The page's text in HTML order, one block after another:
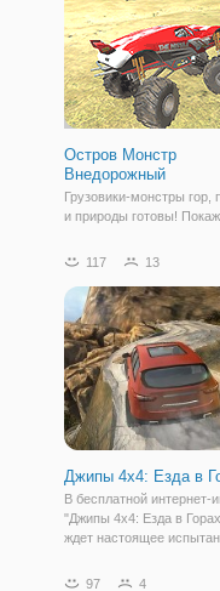
предстоит проехать
Остров Монстр
Внедорожный
Грузовики-монстры гор,
и природы готовы!
Покажите себя на
грузовиков-монстров, и
поднимитесь на холмы!
Наслаждайтесь поездкой
117 13
Джипы 4х4: Езда в
В бесплатной интернет-
"Джипы 4х4: Езда в
ждет настоящее
предстоит проделать
97 4